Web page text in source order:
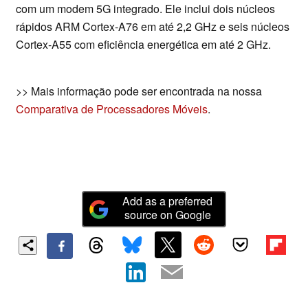
com um modem 5G integrado. Ele inclui dois núcleos
rápidos ARM Cortex-A76 em até 2,2 GHz e seis núcleos
Cortex-A55 com eficiência energética em até 2 GHz.
>> Mais informação pode ser encontrada na nossa
Comparativa de Processadores Móveis.
Add as a preferred
source on Google